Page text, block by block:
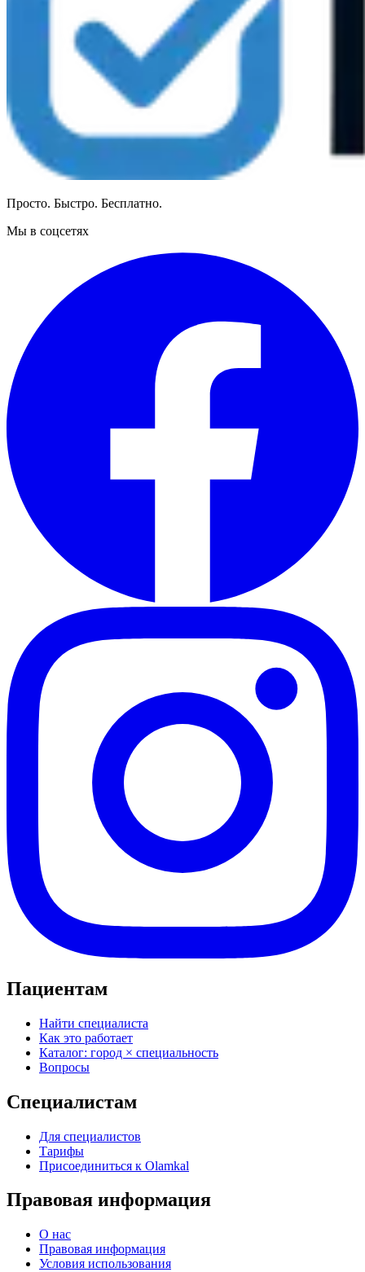
Просто. Быстро. Бесплатно.
Мы в соцсетях
Пациентам
Найти специалиста
Как это работает
Каталог: город × специальность
Вопросы
Специалистам
Для специалистов
Тарифы
Присоединиться к Olamkal
Правовая информация
О нас
Правовая информация
Условия использования